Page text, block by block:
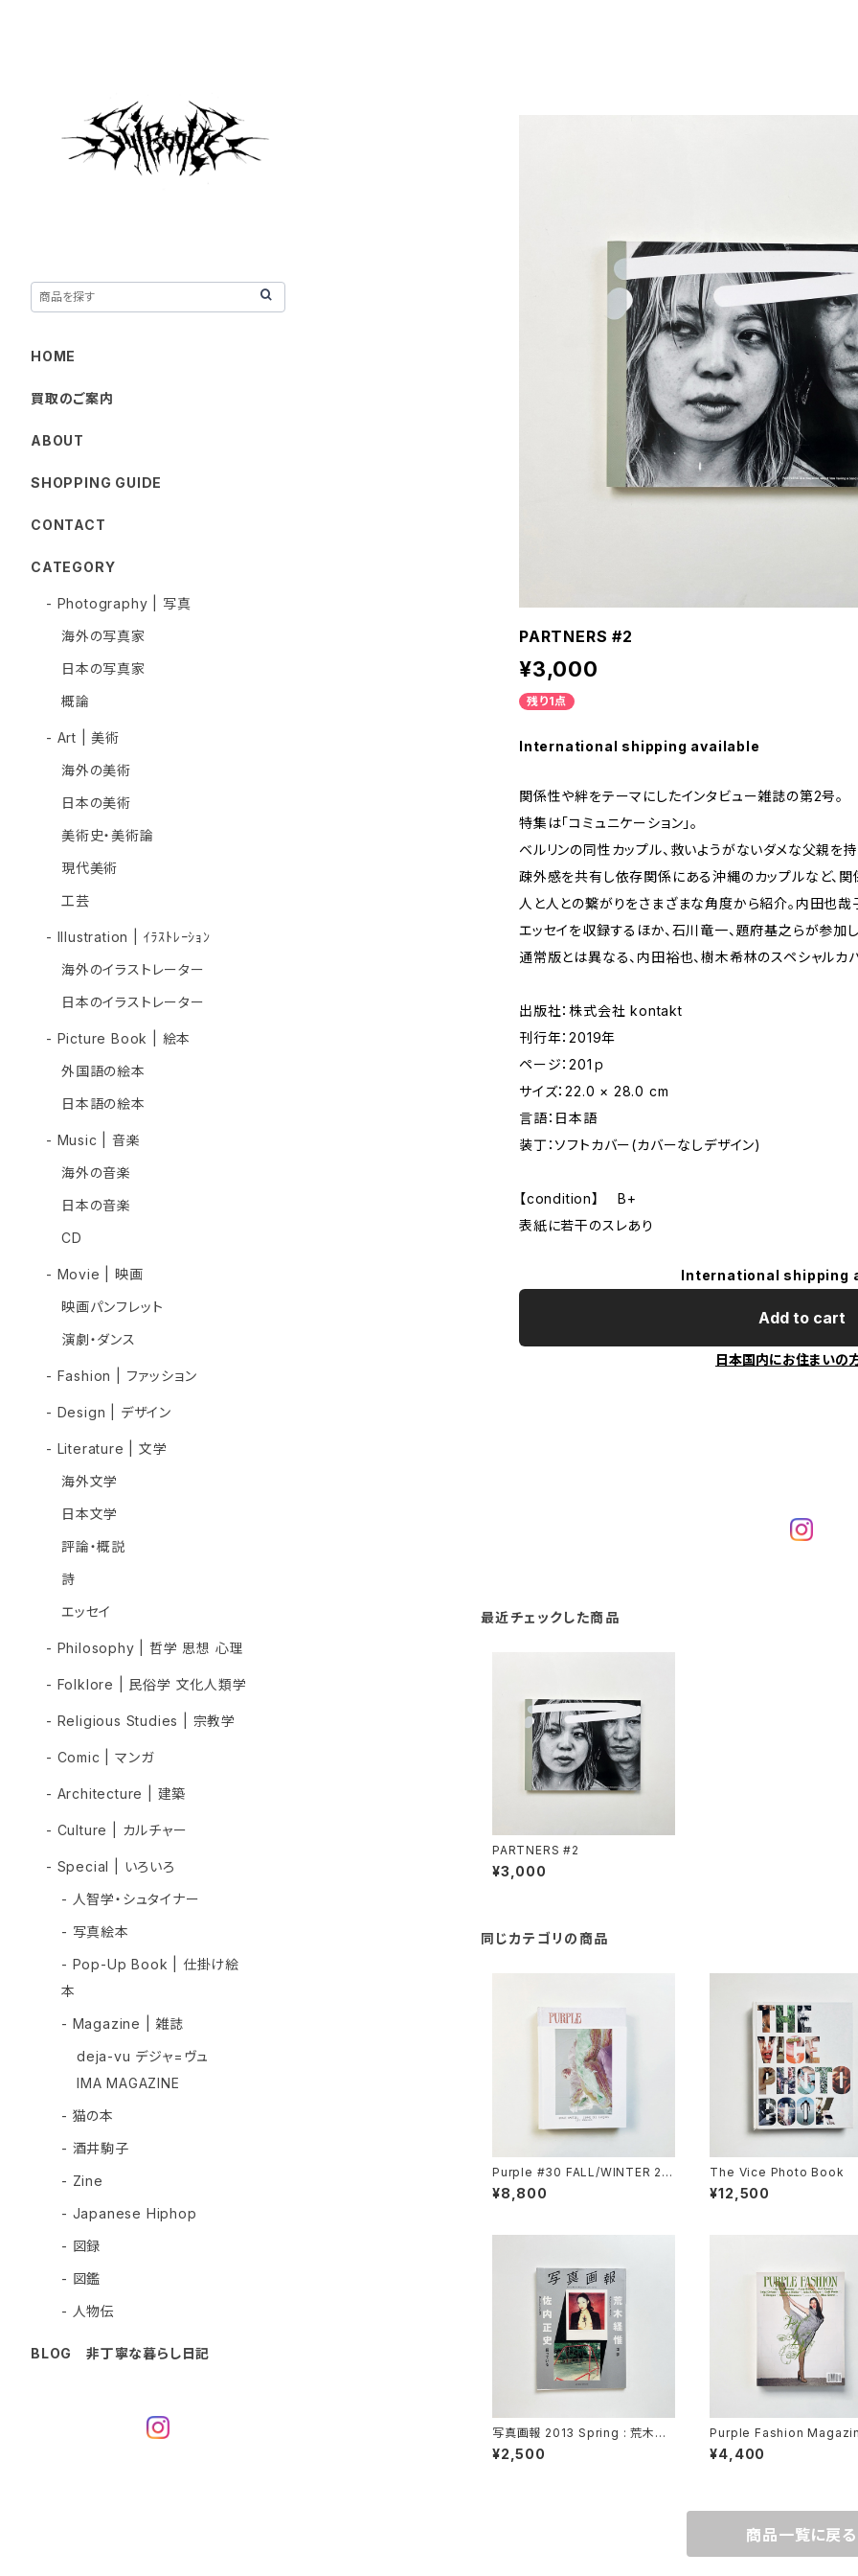
PARTNERS #2
¥3,000
残り1点
International shipping available
関係性や絆をテーマにしたインタビュー雑誌の第2号。
特集は「コミュニケーション」。
ベルリンの同性カップル、救いようがないダメな父親を
疎外感を共有し依存関係にある沖縄のカップルなど、関
人と人との繋がりをさまざまな角度から紹介。内田也
エッセイを収録するほか、石川竜一、題府基之らが参加し
通常版とは異なる、内田裕也、樹木希林のスペシャルカ
出版社：株式会社 kontakt
刊行年：2019年
ページ：201ｐ
サイズ：22.0 × 28.0 cm
言語：日本語
装丁：ソフトカバー(カバーなしデザイン)
【condition】 B+
表紙に若干のスレあり
International shipping
Add to cart
日本国内にお住まいの
最近チェックした商品
PARTNERS #2
¥3,000
同じカテゴリの商品
Purple #30 FALL/WINTER 20
18 The Los Angeles Issue /
Purple Magazine
¥8,800
The Vice Photo Book
¥12,500
写真画報 2013 Spring : 荒木経
惟×佐内正史 （玄光社MOOK）
¥2,500
Purple Fashion
l Winter 2013/2014 Vol
ue 20
¥4,400
商品一覧に戻る
HOME
買取のご案内
ABOUT
SHOPPING GUIDE
CONTACT
CATEGORY
- Photography | 写真
海外の写真家
日本の写真家
概論
- Art | 美術
海外の美術
日本の美術
美術史・美術論
現代美術
工芸
- Illustration | ｲﾗｽﾄﾚｰｼｮﾝ
海外のイラストレーター
日本のイラストレーター
- Picture Book | 絵本
外国語の絵本
日本語の絵本
- Music | 音楽
海外の音楽
日本の音楽
CD
- Movie | 映画
映画パンフレット
演劇・ダンス
- Fashion | ファッション
- Design | デザイン
- Literature | 文学
海外文学
日本文学
評論・概説
詩
エッセイ
- Philosophy | 哲学 思想 心理
- Folklore | 民俗学 文化人類学
- Religious Studies | 宗教学
- Comic | マンガ
- Architecture | 建築
- Culture | カルチャー
- Special | いろいろ
- 人智学・シュタイナー
- 写真絵本
- Pop-Up Book | 仕掛け絵
本
- Magazine | 雑誌
deja-vu デジャ=ヴュ
IMA MAGAZINE
- 猫の本
- 酒井駒子
- Zine
- Japanese Hiphop
- 図録
- 図鑑
- 人物伝
BLOG 非丁寧な暮らし日記